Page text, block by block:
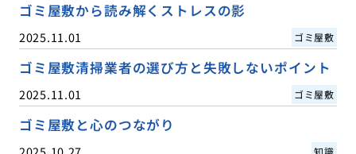
ゴミ屋敷から読み解くストレスの影
2025.11.01 ゴミ屋敷
ゴミ屋敷清掃業者の選び方と失敗しないポイント
2025.11.01 ゴミ屋敷
ゴミ屋敷と心のつながり